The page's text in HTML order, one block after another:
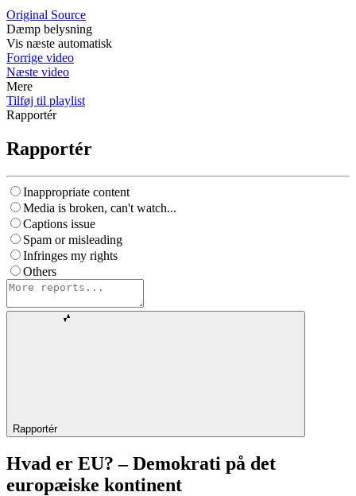
Original Source
Dæmp belysning
Vis næste automatisk
Forrige video
Næste video
Mere
Tilføj til playlist
Rapportér
Rapportér
Inappropriate content
Media is broken, can't watch...
Captions issue
Spam or misleading
Infringes my rights
Others
Rapportér
Hvad er EU? – Demokrati på det
europæiske kontinent